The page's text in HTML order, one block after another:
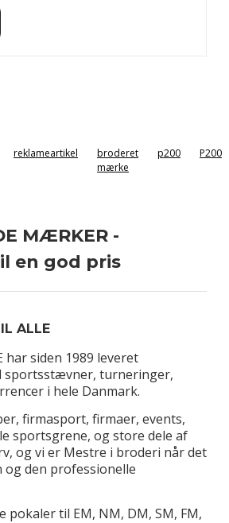
reklameartikel
broderet
mærke
p200 P200
MÆRKER -
en god pris
ALLE
har siden 1989 leveret
sportsstævner, turneringer,
i hele Danmark.
firmasport, firmaer, events,
sportsgrene, og store dele af
og vi er Mestre i broderi når det
den professionelle
pokaler til EM, NM, DM, SM, FM,